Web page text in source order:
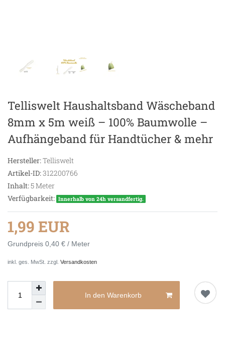
Telliswelt Haushaltsband Wäscheband
8mm x 5m weiß – 100% Baumwolle –
Aufhängeband für Handtücher & mehr
Hersteller:Telliswelt
Artikel-ID:312200766
Inhalt:5Meter
Verfügbarkeit: Innerhalb von 24h versandfertig.
1,99 EUR
Grundpreis 0,40 € / Meter
inkl. ges. MwSt. zzgl. Versandkosten
In den Warenkorb